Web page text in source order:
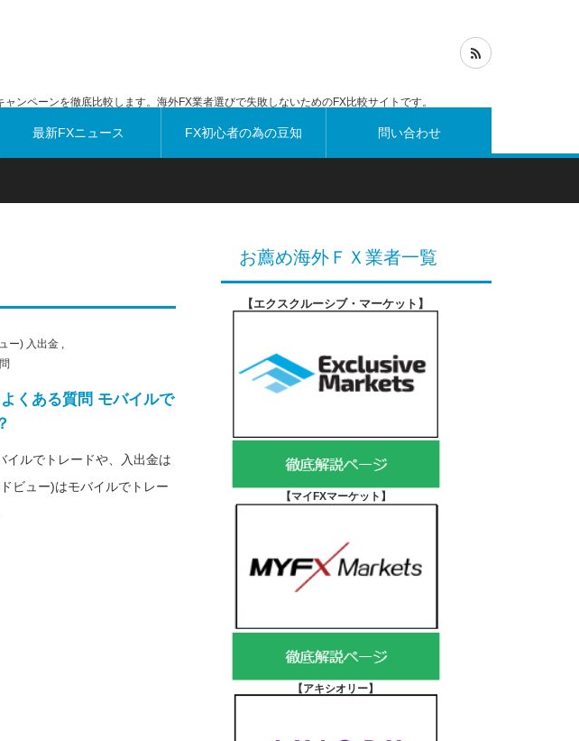
ンペーンを徹底比較します。海外FX業者選びで失敗しないためのFX比較サイトです。
最新FXニュース FX初心者の為の豆知 問い合わせ
ー) 入出金
くある質問 モバイルで
イルでトレードや、入出金は
ビュー)はモバイルでトレー
お薦め海外ＦＸ業者一覧
【エクスクルーシブ・マーケット 】
【マイFXマーケット 】
【アキシオリー】